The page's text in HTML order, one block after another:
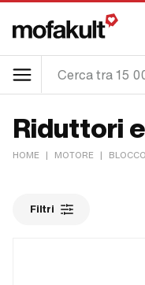
Riduttori
HOME | MOTORE |
Filtri